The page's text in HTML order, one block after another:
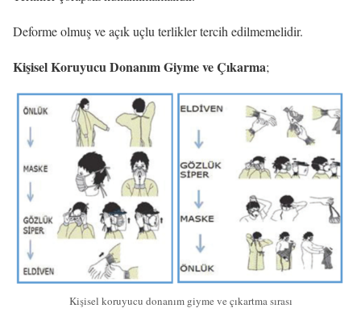
Deforme olmuş ve açık uçlu terlikler tercih edilmemelidir.
Kişisel Koruyucu Donanım Giyme ve Çıkarma;
Kişisel koruyucu donanım giyme ve çıkartma sırası